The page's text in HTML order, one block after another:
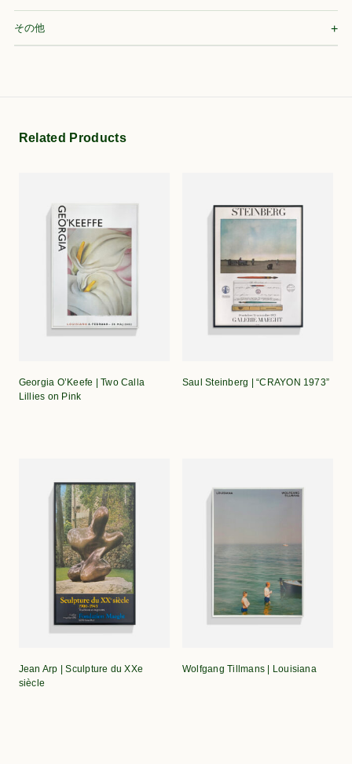
その他
Related Products
Georgia O’Keefe | Two Calla
Lillies on Pink
Saul Steinberg | “CRAYON 1973”
Jean Arp | Sculpture du XXe
siècle
Wolfgang Tillmans | Louisiana